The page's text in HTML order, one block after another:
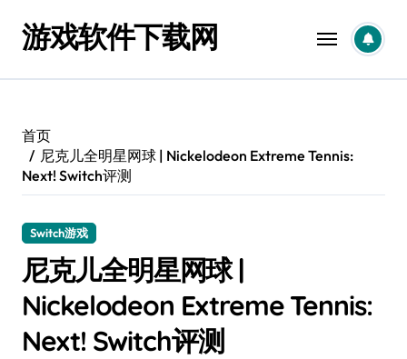
游戏软件下载网
首页
尼克儿全明星网球 | Nickelodeon Extreme Tennis:
Next! Switch评测
Switch游戏
尼克儿全明星网球 |
Nickelodeon Extreme Tennis:
Next! Switch评测